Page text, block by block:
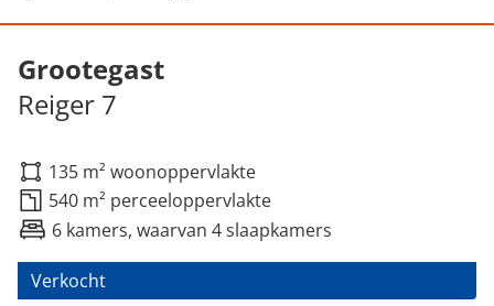
Grootegast
Reiger 7
135 m² woonoppervlakte
540 m² perceeloppervlakte
6 kamers, waarvan 4 slaapkamers
Verkocht